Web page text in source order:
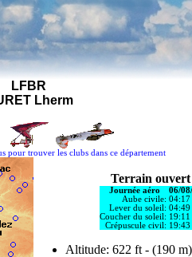
LFBR
Lherm
pour trouver les clubs dans ce département
Terrain
Journée aéro 06/
Aube civile: 04:17
Lever du soleil: 04:49
Coucher du soleil:
Crépuscule civil:
Altitude: 622 ft - (190